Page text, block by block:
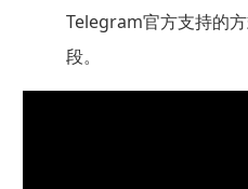
Telegram官方支持的
段。